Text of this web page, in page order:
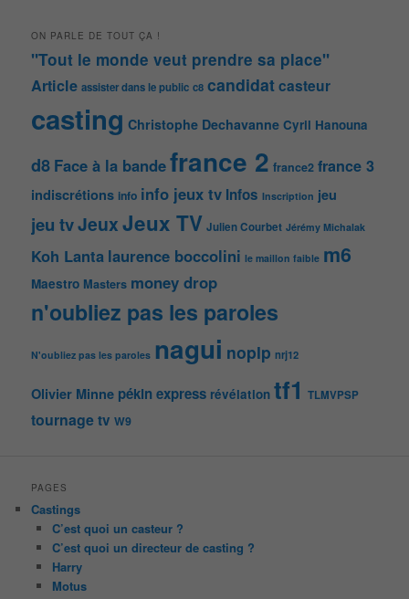
ON PARLE DE TOUT ÇA !
"Tout le monde veut prendre sa place"
Article assister dans le public c8 candidatcasteur
casting Christophe Dechavanne Cyril Hanouna
d8 Face à la bandefrance 2 france2 france 3
indiscrétions info info jeux tv Infos Inscription jeu
jeu tvJeuxJeux TV Julien Courbet Jérémy Michalak
Koh Lanta laurence boccolini le maillon faible m6
Maestro Masters money drop
n'oubliez pas les paroles
N'oubliez pas les paroles nagui noplp nrj12
Olivier Minne pékin express révélation tf1 TLMVPSP
tournagetv W9
PAGES
Castings
C’est quoi un casteur ?
C’est quoi un directeur de casting ?
Harry
Motus